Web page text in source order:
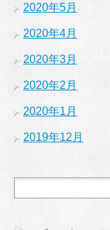
2020年5月
2020年4月
2020年3月
2020年2月
2020年1月
2019年12月